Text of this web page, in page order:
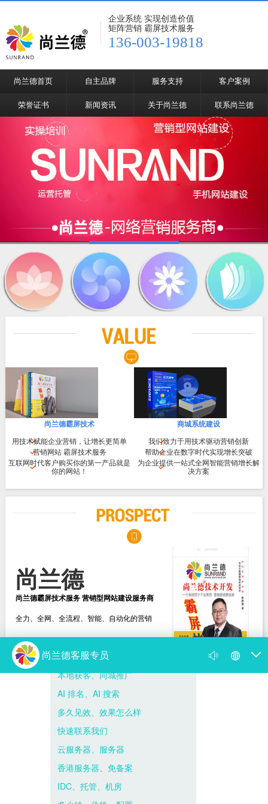
企业系统 实现创造价值
矩阵营销 霸屏技术服务
136-003-19818
尚兰德首页 自主品牌 服务支持 客户案例
荣誉证书 新闻资讯 关于尚兰德 联系尚兰德
尚兰德霸屏技术
用技术赋能企业营销，让增长更简单
营销网站 霸屏技术服务
互联网时代客户购买你的第一产品就是
你的网站！
商城系统建设
我们致力于用技术驱动营销创新
帮助企业在数字时代实现增长突破
为企业提供一站式全网智能营销增长解
决方案
尚兰德
尚兰德霸屏技术服务 营销型网站建设服务商
全力、全网、全流程、智能、自动化的营销
选择尚兰德
打造营销型网站建设服务商
你的网络营销为何出了问题 病根在思想上
尚兰德霸屏技术服务 营销型网站建设服务商
霸屏是什么意思，百度霸屏推广的方法与...
尚兰德带你揭开 “霸占屏幕” 的神秘面纱